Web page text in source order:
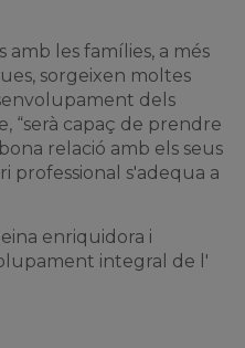
amb les famílies, a més
sorgeixen moltes
dels
“serà capaç de prendre
relació amb els seus
professional s'adequa a
enriquidora i
integral de l'